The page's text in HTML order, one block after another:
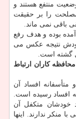
منتفع هستند و
مصلحت را بر حقیقت
باقی نمی ماند.
بوده و هدف رفع
نتیجه عكس می
گشته است.
كاران ارتباط
متأسفانه افساد آن
افساد رسیده است.
خودشان متكفل آن
منكر ندارند. اینها